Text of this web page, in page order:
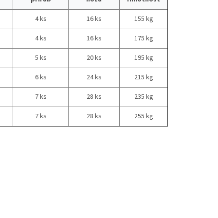
4 ks 16 ks
155 kg
4 ks 16 ks
175 kg
5 ks 20 ks
195 kg
6 ks 24 ks
215 kg
7 ks 28 ks
235 kg
7 ks 28 ks 255 kg